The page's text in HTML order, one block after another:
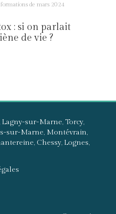
de mars 2024
: si on parlait
de vie ?
sur-Marne, Torcy,
sur-Marne, Montévrain,
Chessy, Lognes,